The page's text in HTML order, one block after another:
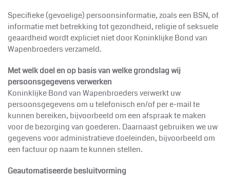
Specifieke (gevoelige) persoonsinformatie, zoals een BSN, of
informatie met betrekking tot gezondheid, religie of seksuele
geaardheid wordt expliciet niet door KoninklijkeBond van
Wapenbroeders verzameld.
Met welk doel en op basis van welke grondslag wij
persoonsgegevens verwerken
KoninklijkeBond van Wapenbroeders verwerkt uw
persoonsgegevens om u telefonisch en/of per e-mail te
kunnen bereiken, bijvoorbeeld om een afspraak te maken
voor de bezorging van goederen. Daarnaast gebruiken we uw
gegevens voor administratieve doeleinden, bijvoorbeeld om
een factuur op naam te kunnen stellen.
Geautomatiseerde besluitvorming